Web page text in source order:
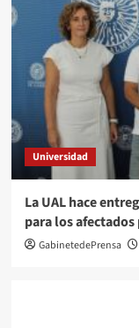
Universidad
La UAL hace
para los
GabinetedePrensa